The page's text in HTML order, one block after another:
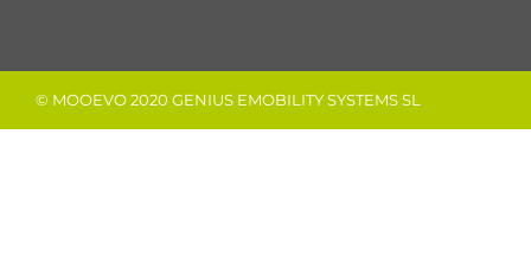
© MOOEVO 2020 GENIUS EMOBILITY SYSTEMS SL